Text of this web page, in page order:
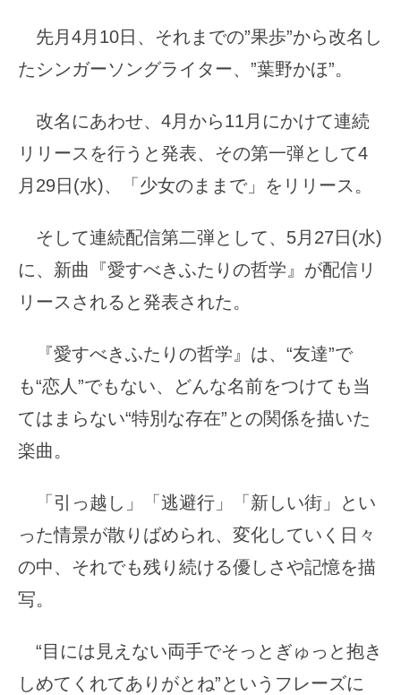
先月4月10日、それまでの”果歩”から改名し
たシンガーソングライター、”葉野かほ”。
改名にあわせ、4月から11月にかけて連続
リリースを行うと発表、その第一弾として4
月29日(水)、「少女のままで」をリリース。
そして連続配信第二弾として、5月27日(水)
に、新曲『愛すべきふたりの哲学』が配信リ
リースされると発表された。
『愛すべきふたりの哲学』は、“友達”で
も“恋人”でもない、どんな名前をつけても当
てはまらない“特別な存在”との関係を描いた
楽曲。
「引っ越し」「逃避行」「新しい街」とい
った情景が散りばめられ、変化していく日々
の中、それでも残り続ける優しさや記憶を描
写。
“目には見えない両手でそっとぎゅっと抱き
しめてくれてありがとね”というフレーズに